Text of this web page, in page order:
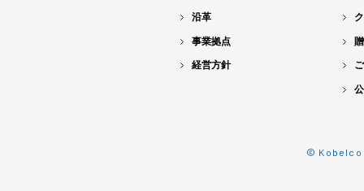
沿革
事業拠点
経営方針
©